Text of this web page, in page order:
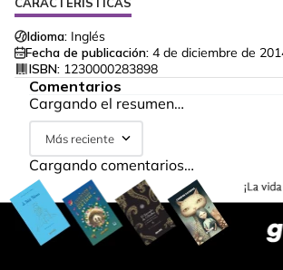
Idioma: Inglés
Fecha de publicación: 4 de diciembre de
ISBN: 1230000283898
Comentarios
Cargando el resumen…
Más reciente
Cargando comentarios…